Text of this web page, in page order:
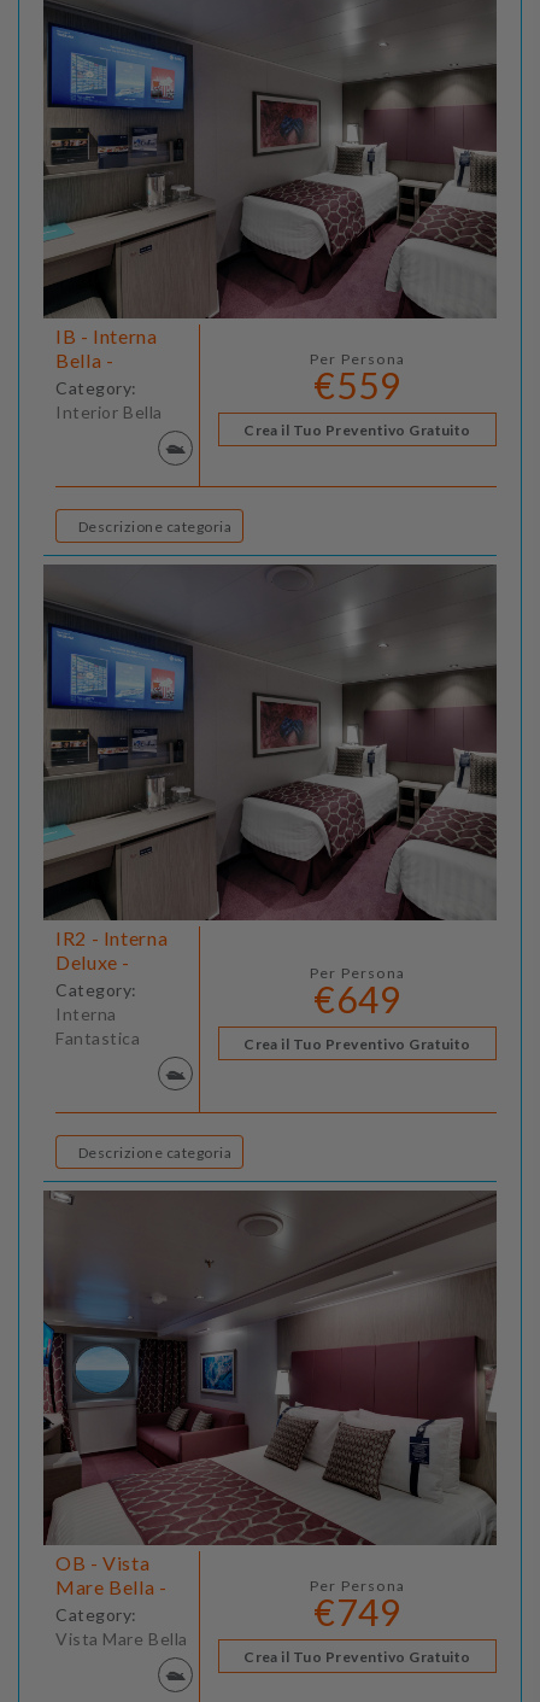
IB - Interna
Bella -
Category:
Interior Bella
Per Persona
€559
Crea il Tuo Preventivo Gratuito
Descrizione categoria
IR2 - Interna
Deluxe -
Category:
Interna
Fantastica
Per Persona
€649
Crea il Tuo Preventivo Gratuito
Descrizione categoria
OB - Vista
Mare Bella -
Category:
Vista Mare Bella
Per Persona
€749
Crea il Tuo Preventivo Gratuito